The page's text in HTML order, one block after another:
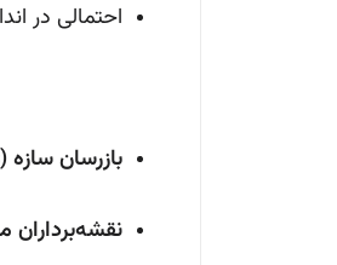
احتمالی در
بازرسان سازه (Facility Inspectors):
نقشه‌برداران